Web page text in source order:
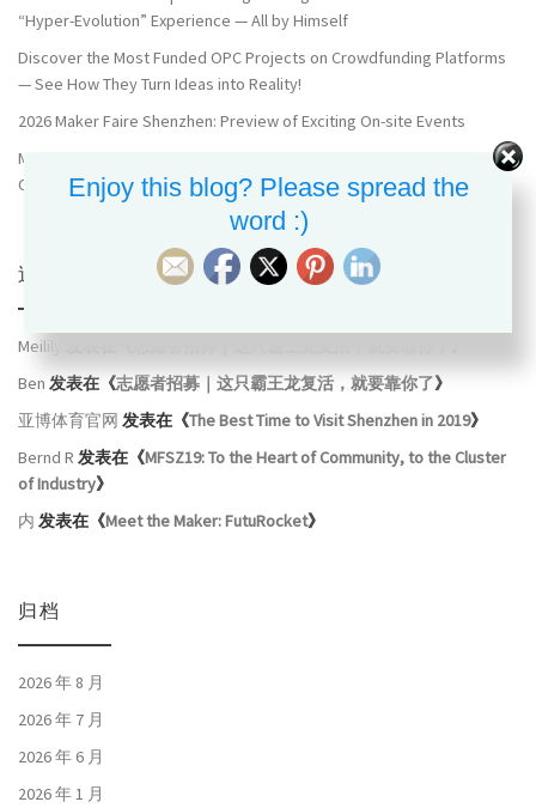
“Hyper-Evolution” Experience — All by Himself
Discover the Most Funded OPC Projects on Crowdfunding Platforms
— See How They Turn Ideas into Reality!
2026 Maker Faire Shenzhen: Preview of Exciting On-site Events
Maker Faire Shenzhen 2026 Now Call For Makers！Entering the Era of
OPC Creators
近期评论
Meilily
Ben 发表在《志愿者招募｜这只霸王龙复活，就要靠你了》
亚博体育官网 发表在《The Best Time to Visit Shenzhen in 2019》
Bernd R 发表在《MFSZ19: To the Heart of Community, to the Cluster
of Industry》
内 发表在《Meet the Maker: FutuRocket》
归档
2026 年 8 月
2026 年 7 月
2026 年 6 月
2026 年 1 月
Enjoy this blog? Please spread the
word :)